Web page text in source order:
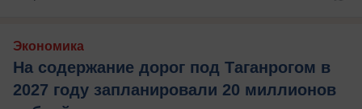
Экономика
На содержание дорог под Таганрогом в
2027 году запланировали 20 миллионов